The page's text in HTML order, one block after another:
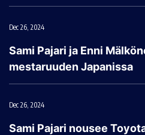
Dec 26, 2024
Sami Pajari ja Enni
mestaruuden Japanissa
Dec 26, 2024
Sami Pajari nousee